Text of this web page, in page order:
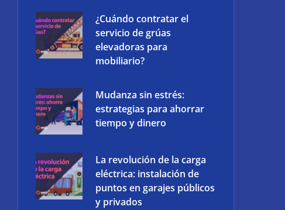
¿Cuándo contratar el
servicio de grúas
elevadoras para
mobiliario?
Mudanza sin estrés:
estrategias para ahorrar
tiempo y dinero
La revolución de la carga
eléctrica: instalación de
puntos en garajes públicos
y privados